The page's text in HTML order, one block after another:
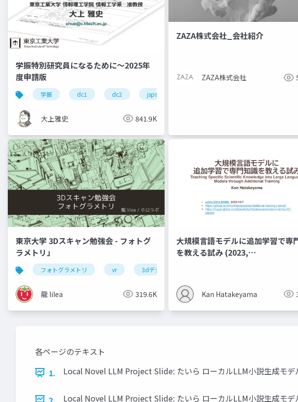
学振特別研究員になるために～2025年
度申請版
学振 dc1 dc2 jsps
大上雅史 841.9K
ZAZA株式会社_会社紹介
ZAZA株式会社
東京大学 3Dスキャン勉強会 - フォトグ
ラメトリ」
フォトグラメトリ vr 3dデジタルアーカイブ
龍 lilea 319.6K
大規模言語モデルに追加学習で専
を教える試み (2023,
Kan Hatakeyama
各ページのテキスト
1.
Local Novel LLM Project Slide: たいら ローカルLLM小説生成モデ
Local Novel LLM Project Slide: たいら ローカルLLM小説生成モ